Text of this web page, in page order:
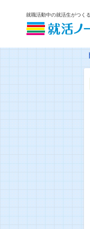
就職活動中の就活生がつく